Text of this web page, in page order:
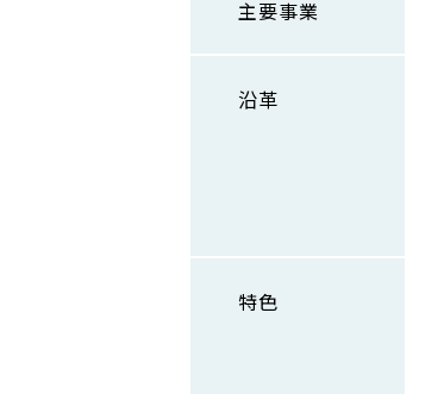
主要事業
沿革
特色